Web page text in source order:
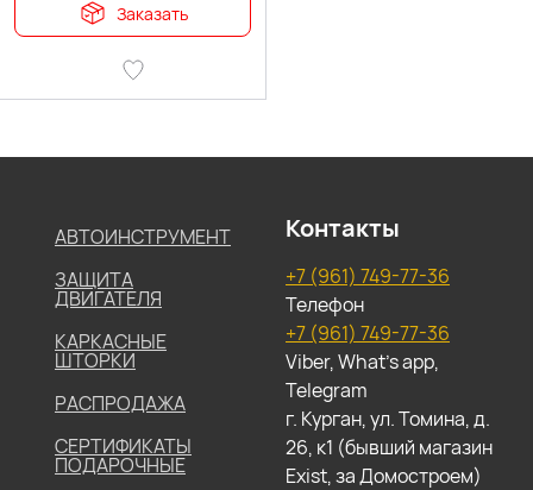
Заказать
АВТОИНСТРУМЕНТ
ЗАЩИТА
ДВИГАТЕЛЯ
КАРКАСНЫЕ
ШТОРКИ
РАСПРОДАЖА
СЕРТИФИКАТЫ
ПОДАРОЧНЫЕ
Контакты
+7 (961) 749-77-36
Телефон
+7 (961) 749-77-36
Viber, What's app,
Telegram
г. Курган, ул. Томина, д.
26, к1 (бывший магазин
Exist, за Домостроем)